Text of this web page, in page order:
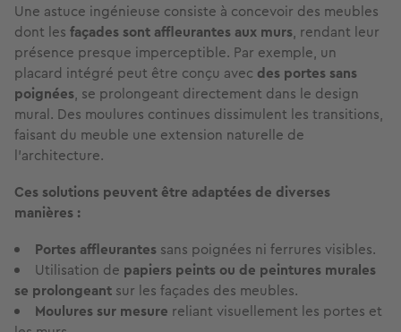
Une astuce ingénieuse consiste à concevoir des meubles
dont les façades sont affleurantes aux murs, rendant leur
présence presque imperceptible. Par exemple, un
placard intégré peut être conçu avec des portes sans
poignées, se prolongeant directement dans le design
mural. Des moulures continues dissimulent les transitions,
faisant du meuble une extension naturelle de
l'architecture.
Ces solutions peuvent être adaptées de diverses
manières :
Portes affleurantes sans poignées ni ferrures visibles.
Utilisation de papiers peints ou de peintures murales
se prolongeant sur les façades des meubles.
Moulures sur mesure reliant visuellement les portes et